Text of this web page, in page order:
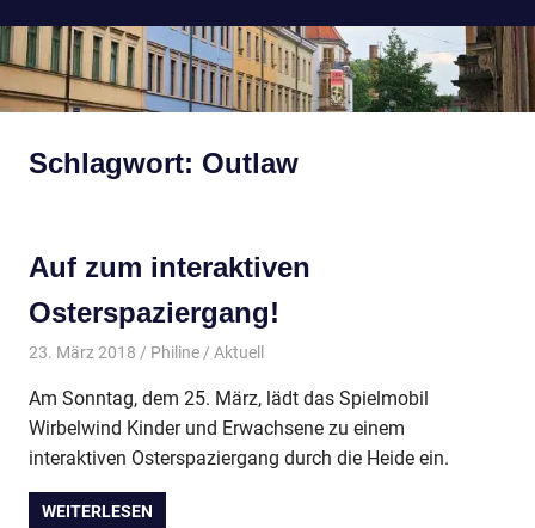
Schlagwort: Outlaw
Auf zum interaktiven
Osterspaziergang!
23. März 2018 Philine Aktuell
Am Sonntag, dem 25. März, lädt das Spielmobil
Wirbelwind Kinder und Erwachsene zu einem
interaktiven Osterspaziergang durch die Heide ein.
WEITERLESEN